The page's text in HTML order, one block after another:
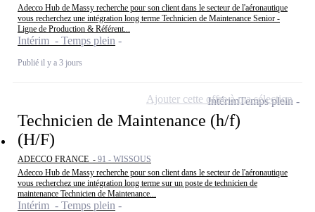
Adecco Hub de Massy recherche pour son client dans le secteur de l'aéronautique
vous recherchez une intégration long terme Technicien de Maintenance Senior -
Ligne de Production & Référent...
Intérim - Temps plein
Publié il y a 3 jours
Technicien de Maintenance (h/f)
(H/F)
ADECCO FRANCE - 91 - WISSOUS
Adecco Hub de Massy recherche pour son client dans le secteur de l'aéronautique
vous recherchez une intégration long terme sur un poste de technicien de
maintenance Technicien de Maintenance...
Intérim - Temps plein
IntérimTemps plein
Ajouter cette offre à ma sélection